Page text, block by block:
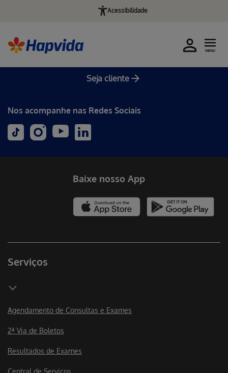
Acessibilidade
Seja cliente
MENU
Nos acompanhe nas Redes Sociais
Serviços
Agendamento de Consultas e Exames
2ª Via de Boletos
Resultados de Exames
Baixe nosso App